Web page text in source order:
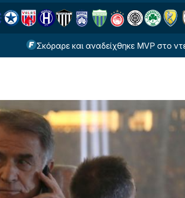
Σκόραρε και αναδείχθηκε MVP στο ντεμπούτο